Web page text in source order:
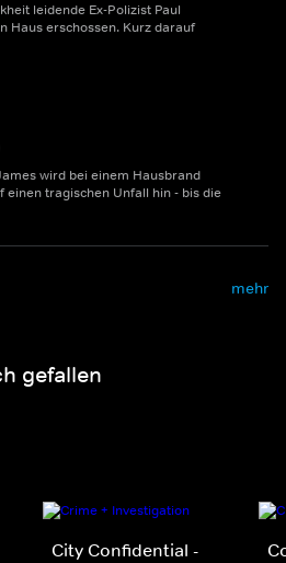
leidende Ex-Polizist Paul
Haus erschossen. Kurz darauf
wird bei einem Hausbrand
tragischen Unfall hin - bis die
mehr
gefallen
City Confidential -